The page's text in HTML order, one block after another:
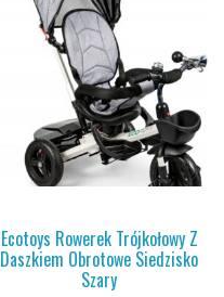
Ecotoys Rowerek Trójkołowy Z
Daszkiem Obrotowe Siedzisko
Szary